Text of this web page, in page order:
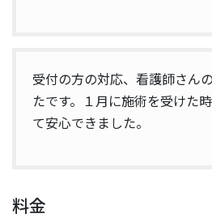
受付の方の対応、看護師さん
たです。１月に施術を受けた
て安心できました。
料金